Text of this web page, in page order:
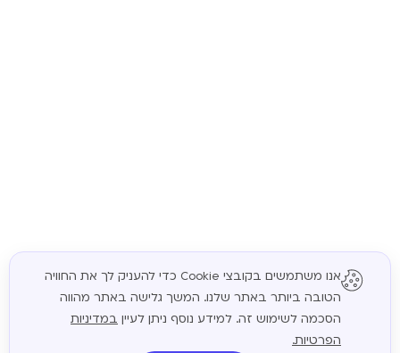
המשך
אנו משתמשים בקובצי Cookie כדי להעניק לך את החוויה
הטובה ביותר באתר שלנו. המשך גלישה באתר מהווה
הסכמה לשימוש זה. למידע נוסף ניתן לעיין במדיניות
הפרטיות.